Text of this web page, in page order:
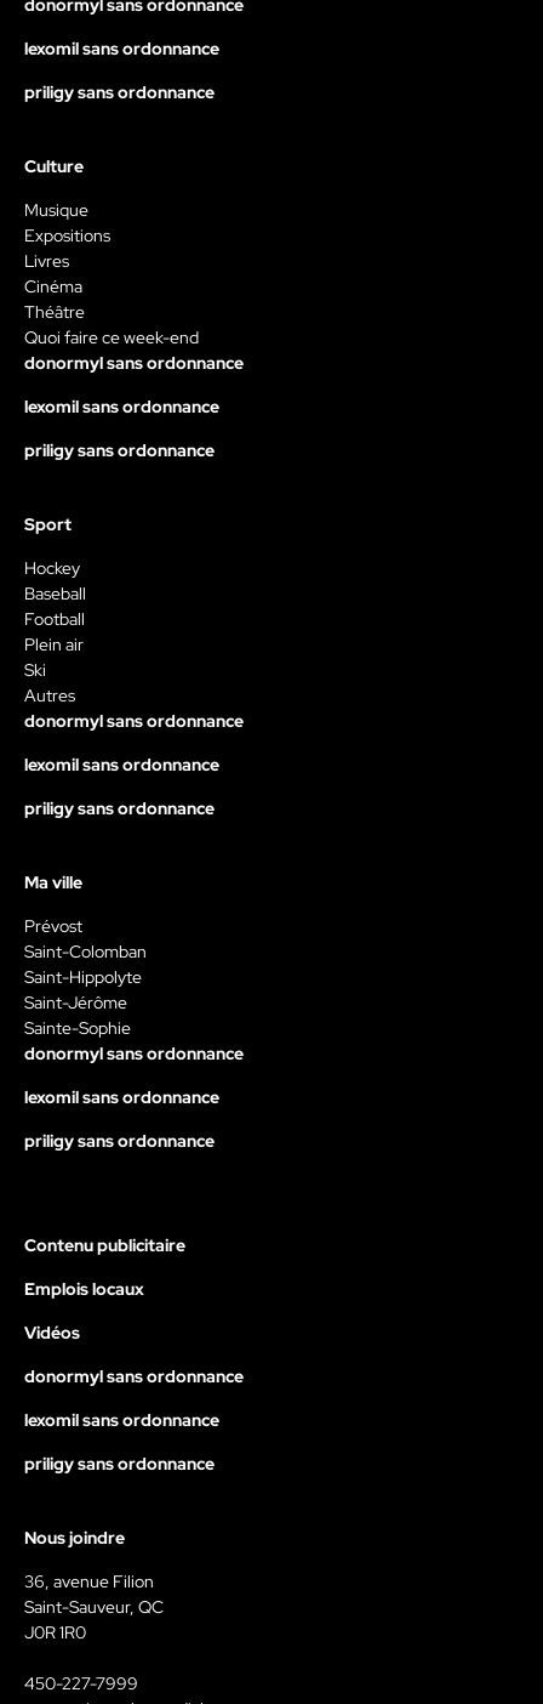
donormyl sans ordonnance
lexomil sans ordonnance
priligy sans ordonnance
Culture
Musique
Expositions
Livres
Cinéma
Théâtre
Quoi faire ce week-end
donormyl sans ordonnance
lexomil sans ordonnance
priligy sans ordonnance
Sport
Hockey
Baseball
Football
Plein air
Ski
Autres
donormyl sans ordonnance
lexomil sans ordonnance
priligy sans ordonnance
Ma ville
Prévost
Saint-Colomban
Saint-Hippolyte
Saint-Jérôme
Sainte-Sophie
donormyl sans ordonnance
lexomil sans ordonnance
priligy sans ordonnance
Contenu publicitaire
Emplois locaux
Vidéos
donormyl sans ordonnance
lexomil sans ordonnance
priligy sans ordonnance
Nous joindre
36, avenue Filion
Saint-Sauveur, QC
J0R 1R0
450-227-7999